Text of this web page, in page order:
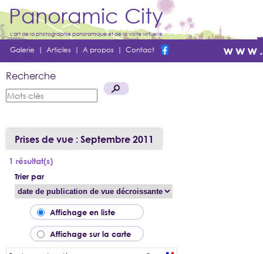
Panoramic City
L'art de la photographie panoramique et de la visite virtuelle
Galerie | Articles | A propos | Contact
Recherche
Prises de vue : Septembre 2011
1 résultat(s)
Trier par
Affichage en liste
Affichage sur la carte